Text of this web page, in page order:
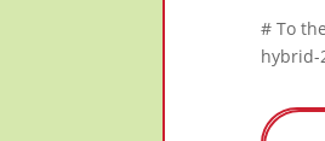
# To
hybrid-